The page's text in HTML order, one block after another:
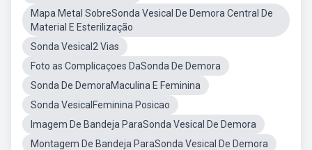
Mapa Metal SobreSonda Vesical De Demora Central De
Material E Esterilização
Sonda Vesical2 Vias
Foto as Complicaçoes DaSonda De Demora
Sonda De DemoraMaculina E Feminina
Sonda VesicalFeminina Posicao
Imagem De Bandeja ParaSonda Vesical De Demora
Montagem De Bandeja ParaSonda Vesical De Demora